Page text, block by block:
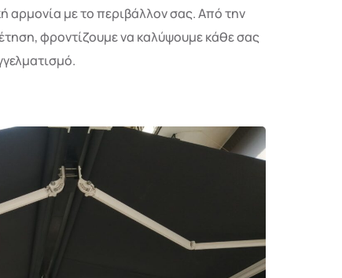
αρμονία με το περιβάλλον σας. Από την
φροντίζουμε να καλύψουμε κάθε σας